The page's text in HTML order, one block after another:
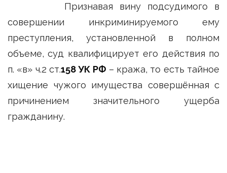
Признавая вину подсудимого в
совершении инкриминируемого ему
преступления, установленной в полном
объеме, суд квалифицирует его действия по
п. «в» ч.2 ст.158 УК РФ – кража, то есть тайное
хищение чужого имущества совершённая с
причинением значительного ущерба
гражданину.